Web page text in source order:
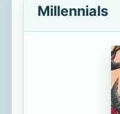
Millennials